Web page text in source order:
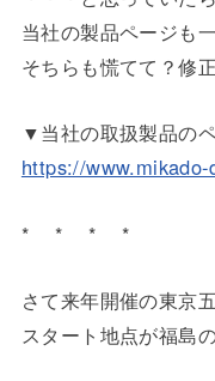
当社の製品ページも
そちらも慌てて？修
▼当社の取扱製品の
https://
* * * *
さて来年開催の東京
スタート地点が福島